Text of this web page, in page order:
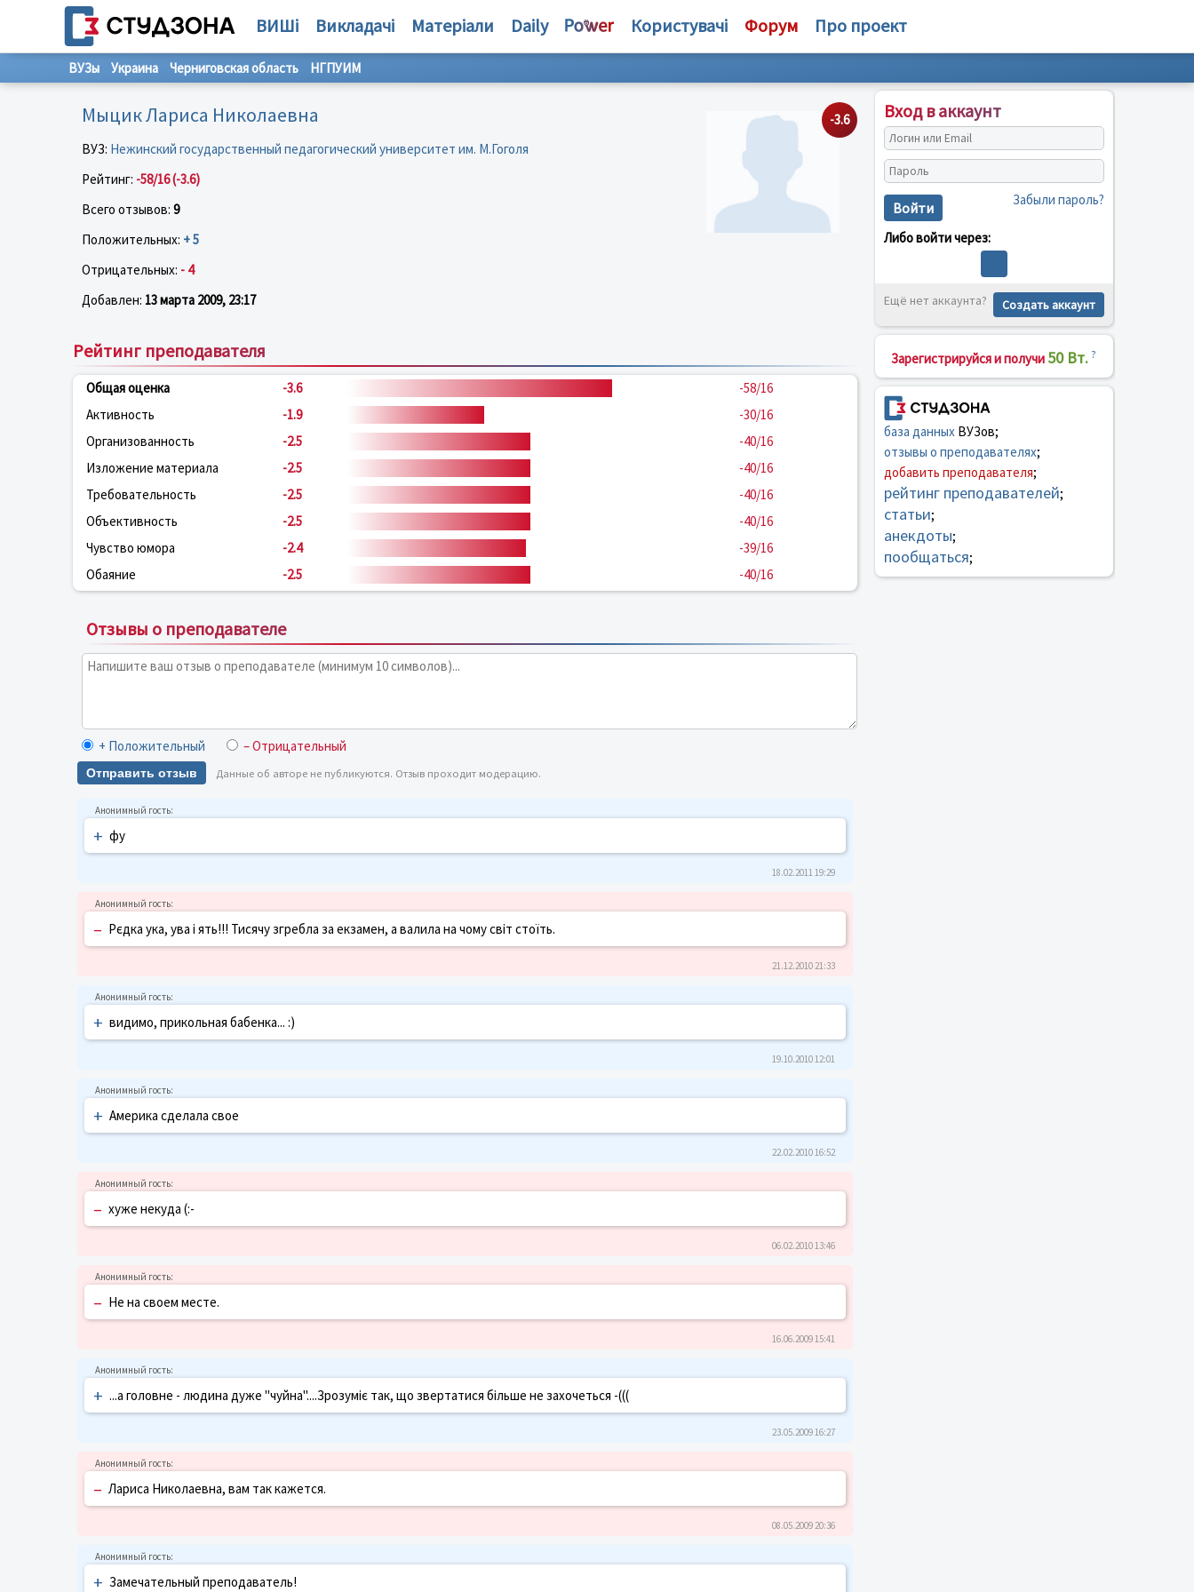
ВИШі Викладачі Матеріали Daily Користувачі Форум Про проект
ВУЗы Украина Черниговская область НГПУИМ
-3.6
Мыцик Лариса Николаевна
ВУЗ: Нежинский государственный педагогический университет им. М.Гоголя
Рейтинг: -58/16 (-3.6)
Всего отзывов: 9
Положительных: + 5
Отрицательных: - 4
Добавлен: 13 марта 2009, 23:17
Рейтинг преподавателя
Общая оценка -3.6
-58/16
Активность
-1.9
-30/16
Организованность
-2.5
-40/16
Изложение материала
-2.5
-40/16
Требовательность
-2.5
-40/16
Объективность
-2.5
-40/16
Чувство юмора
-2.4
-39/16
Обаяние
-2.5 -40/16
Отзывы о преподавателе
+ Положительный – Отрицательный
Отправить отзыв Данные об авторе не публикуются. Отзыв проходит модерацию.
+ фу
18.02.2011 19:29
– Рєдка ука, ува і ять!!! Тисячу згребла за екзамен, а валила на чому світ стоїть.
21.12.2010 21:33
+ видимо, прикольная бабенка... :)
19.10.2010 12:01
+ Америка сделала свое
22.02.2010 16:52
– хуже некуда (:-
06.02.2010 13:46
– Не на своем месте.
16.06.2009 15:41
+ ...а головне - людина дуже "чуйна"....Зрозуміє так, що звертатися більше не захочеться -(((
23.05.2009 16:27
– Лариса Николаевна, вам так кажется.
08.05.2009 20:36
+ Замечательный преподаватель!
Вход в аккаунт
Войти Забыли пароль?
Либо войти через:
Ещё нет аккаунта? Создать аккаунт
Зарегистрируйся и получи 50 Вт. ?
база данныхВУЗов;
отзывы о преподавателях;
добавить преподавателя;
рейтинг преподавателей;
статьи;
анекдоты;
пообщаться;